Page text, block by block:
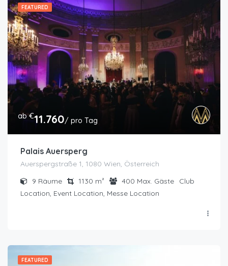
FEATURED
ab €11.760/ pro Tag
Palais Auersperg
Auerspergstraße 1, 1080 Wien, Österreich
9 Räume 1130 m² 400 Max. Gäste
Club
Location, Event Location, Messe Location
FEATURED